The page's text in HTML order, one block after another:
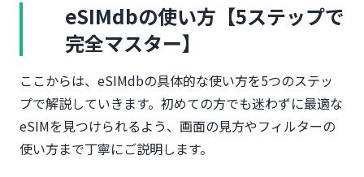
eSIMdbの使い方【5ステップで
完全マスター】
ここからは、eSIMdbの具体的な使い方を5つのステッ
プで解説していきます。初めての方でも迷わずに最適な
eSIMを見つけられるよう、画面の見方やフィルターの
使い方まで丁寧にご説明します。